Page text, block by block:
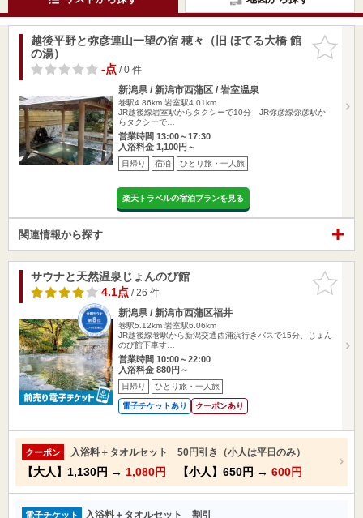
お気に入
りに追加
越後平野と弥彦連山一望の宿 穂々（旧 ほてる大橋 館
の湯）
-点/ 0 件
新潟県 / 新潟市西蒲区 / 岩室温泉
巻駅4.86km 岩室駅4.01km
JR越後線岩室駅からタクシーで10分 JR弥彦線弥彦駅か
らタクシーで…
営業時間 13:00～17:30
入浴料金 1,100円～
日帰り 宿泊 ひとり旅・一人旅
楽天トラベルの宿泊プランを見る
関連情報から探す
お気に入
りに追加
サウナと天然温泉じょんのび館
4.1点/ 26 件
新潟県 / 新潟市西蒲区福井
巻駅5.12km 岩室駅6.06km
JR越後線巻駅から新潟交通西浦浜行きバスで15分、じょん
のび館下車す…
営業時間 10:00～22:00
入浴料金 880円～
日帰り ひとり旅・一人旅
電子チケットあり クーポンあり
クーポン 入浴料＋タオルセット 50円引き（小人は平日のみ）
【大人】 1,130円 → 1,080円 【小人】 650円 → 600円
電子チケット 入浴料＋タオルセット 割引